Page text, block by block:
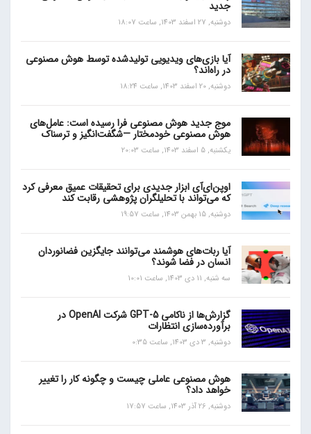
جدید
دوشنبه, 27 اسفند 1403, ساعت 18:07
آیا بازی‌های ویدیویی تولیدشده توسط هوش مصنوعی
در راه‌اند؟
دوشنبه, 20 اسفند 1403, ساعت 18:24
موج جدید هوش مصنوعی فرا رسیده است: عامل‌های
هوش مصنوعی خودمختار —شگفت‌انگیز و ترسناک
یکشنبه, 5 اسفند 1403, ساعت 20:03
اوپن‌ای‌آی ابزار جدیدی برای تحقیقات عمیق معرفی کرد
که می‌تواند با تحلیلگران پژوهشی رقابت کند
دوشنبه, 15 بهمن 1403, ساعت 19:57
آیا ربات‌های هوشمند می‌توانند جایگزین فضانوردان
انسان در فضا شوند؟
سه شنبه, 11 دی 1403, ساعت 10:01
گزارش‌ها از ناکامی GPT-5 شرکت OpenAI در
برآورده‌سازی انتظارات
دوشنبه, 3 دی 1403, ساعت 0:35
هوش مصنوعی عاملی چیست و چگونه کار را تغییر
خواهد داد؟
دوشنبه, 26 آذر 1403, ساعت 17:57